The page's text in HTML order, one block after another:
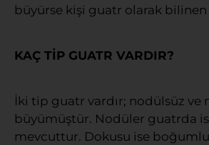
büyürse kişi guatr olarak bilinen
KAÇ TİP GUATR VARDIR?
İki tip guatr vardır; nodülsüz
büyümüştür. Nodüler guatrda
mevcuttur. Dokusu ise